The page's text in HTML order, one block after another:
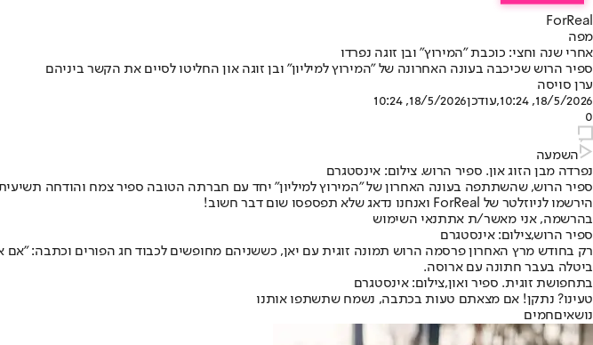
ForReal
מפה
אחרי שנה וחצי: כוכבת "המירוץ" ובן זוגה נפרדו
ספיר הרוש שכיכבה בעונה האחרונה של "המירוץ למיליון" ובן זוגה און החליטו לסיים את הקשר ביניהם
ערן סויסה
18/5/2026, 10:24
,עודכן18/5/2026, 10:24
0
השמעה
נפרדה מבן הזוג און. ספיר הרוש. צילום: אינסטגרם
ספיר הרוש, שהשתתפה בעונה האחרון של "המירוץ למיליון" יחד עם חברתה הטובה ספיר צמח והודחה
הירשמו לניוזלטר של ForReal ואנחנו נדאג שלא תפספסו שום דבר חשוב!
בהרשמה, אני מאשר/ת אתתנאי השימוש
ספיר הרוש,צילום: אינסטגרם
רק בחודש מרץ האחרון פרסמה הרוש תמונה זוגית עם יאן, כששניהם מחופשים לכבוד חג הפורים וכתבה: "אם
ביטלה בעבר חתונה עם ארוסה.
בתחפושת זוגית. ספיר ואון,צילום: אינסטגרם
טעינו? נתקן! אם מצאתם טעות בכתבה, נשמח שתשתפו אותנו
נושאיםחמים